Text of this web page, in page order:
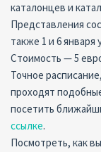
каталонцев и
Представления
также 1 и 6 января
Стоимость — 5
Точное
проходят
посетить
ссылке.
Посмотреть, как